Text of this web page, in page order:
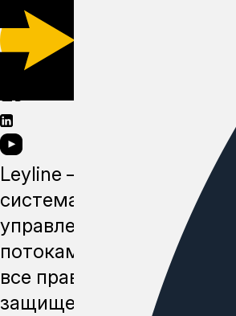
Leyline —
система
управления
потоками,
все права
защищены,